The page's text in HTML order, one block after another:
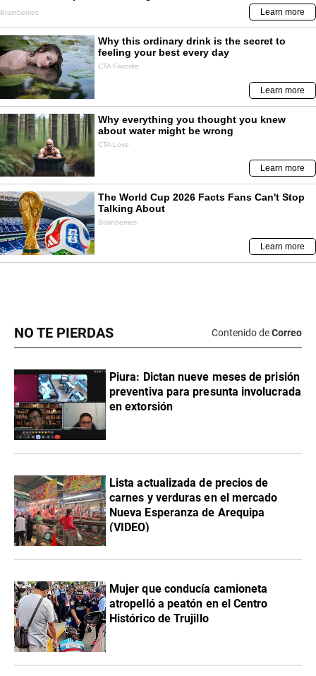
NO TE PIERDAS Contenido deCorreo
Piura: Dictan nueve meses de prisión
preventiva para presunta involucrada
en extorsión
Lista actualizada de precios de
carnes y verduras en el mercado
Nueva Esperanza de Arequipa
(VIDEO)
Mujer que conducía camioneta
atropelló a peatón en el Centro
Histórico de Trujillo